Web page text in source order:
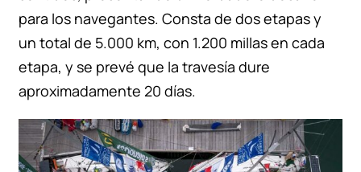
para los navegantes. Consta de dos etapas y
un total de 5.000 km, con 1.200 millas en cada
etapa, y se prevé que la travesía dure
aproximadamente 20 días.